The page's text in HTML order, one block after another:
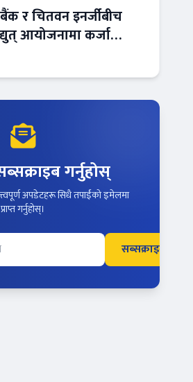
र चितवन इनर्जीबीच
आयोजनामा कर्जा
गर्नुहोस्
अपडेटहरू सिधै तपाईंको इमेलमा
प्राप्त गर्नुहोस्।
सब्सक्राइब